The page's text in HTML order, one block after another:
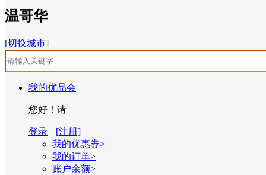
温哥华
[切换城市]
我的优品会
您好！请
登录
[注册]
我的优惠券>
我的订单>
账户余额>